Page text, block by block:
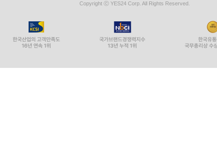
Copyright ⓒ YES24 Corp. All Rights Reserved.